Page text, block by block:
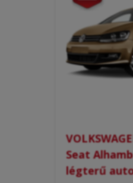
Seat
légterű